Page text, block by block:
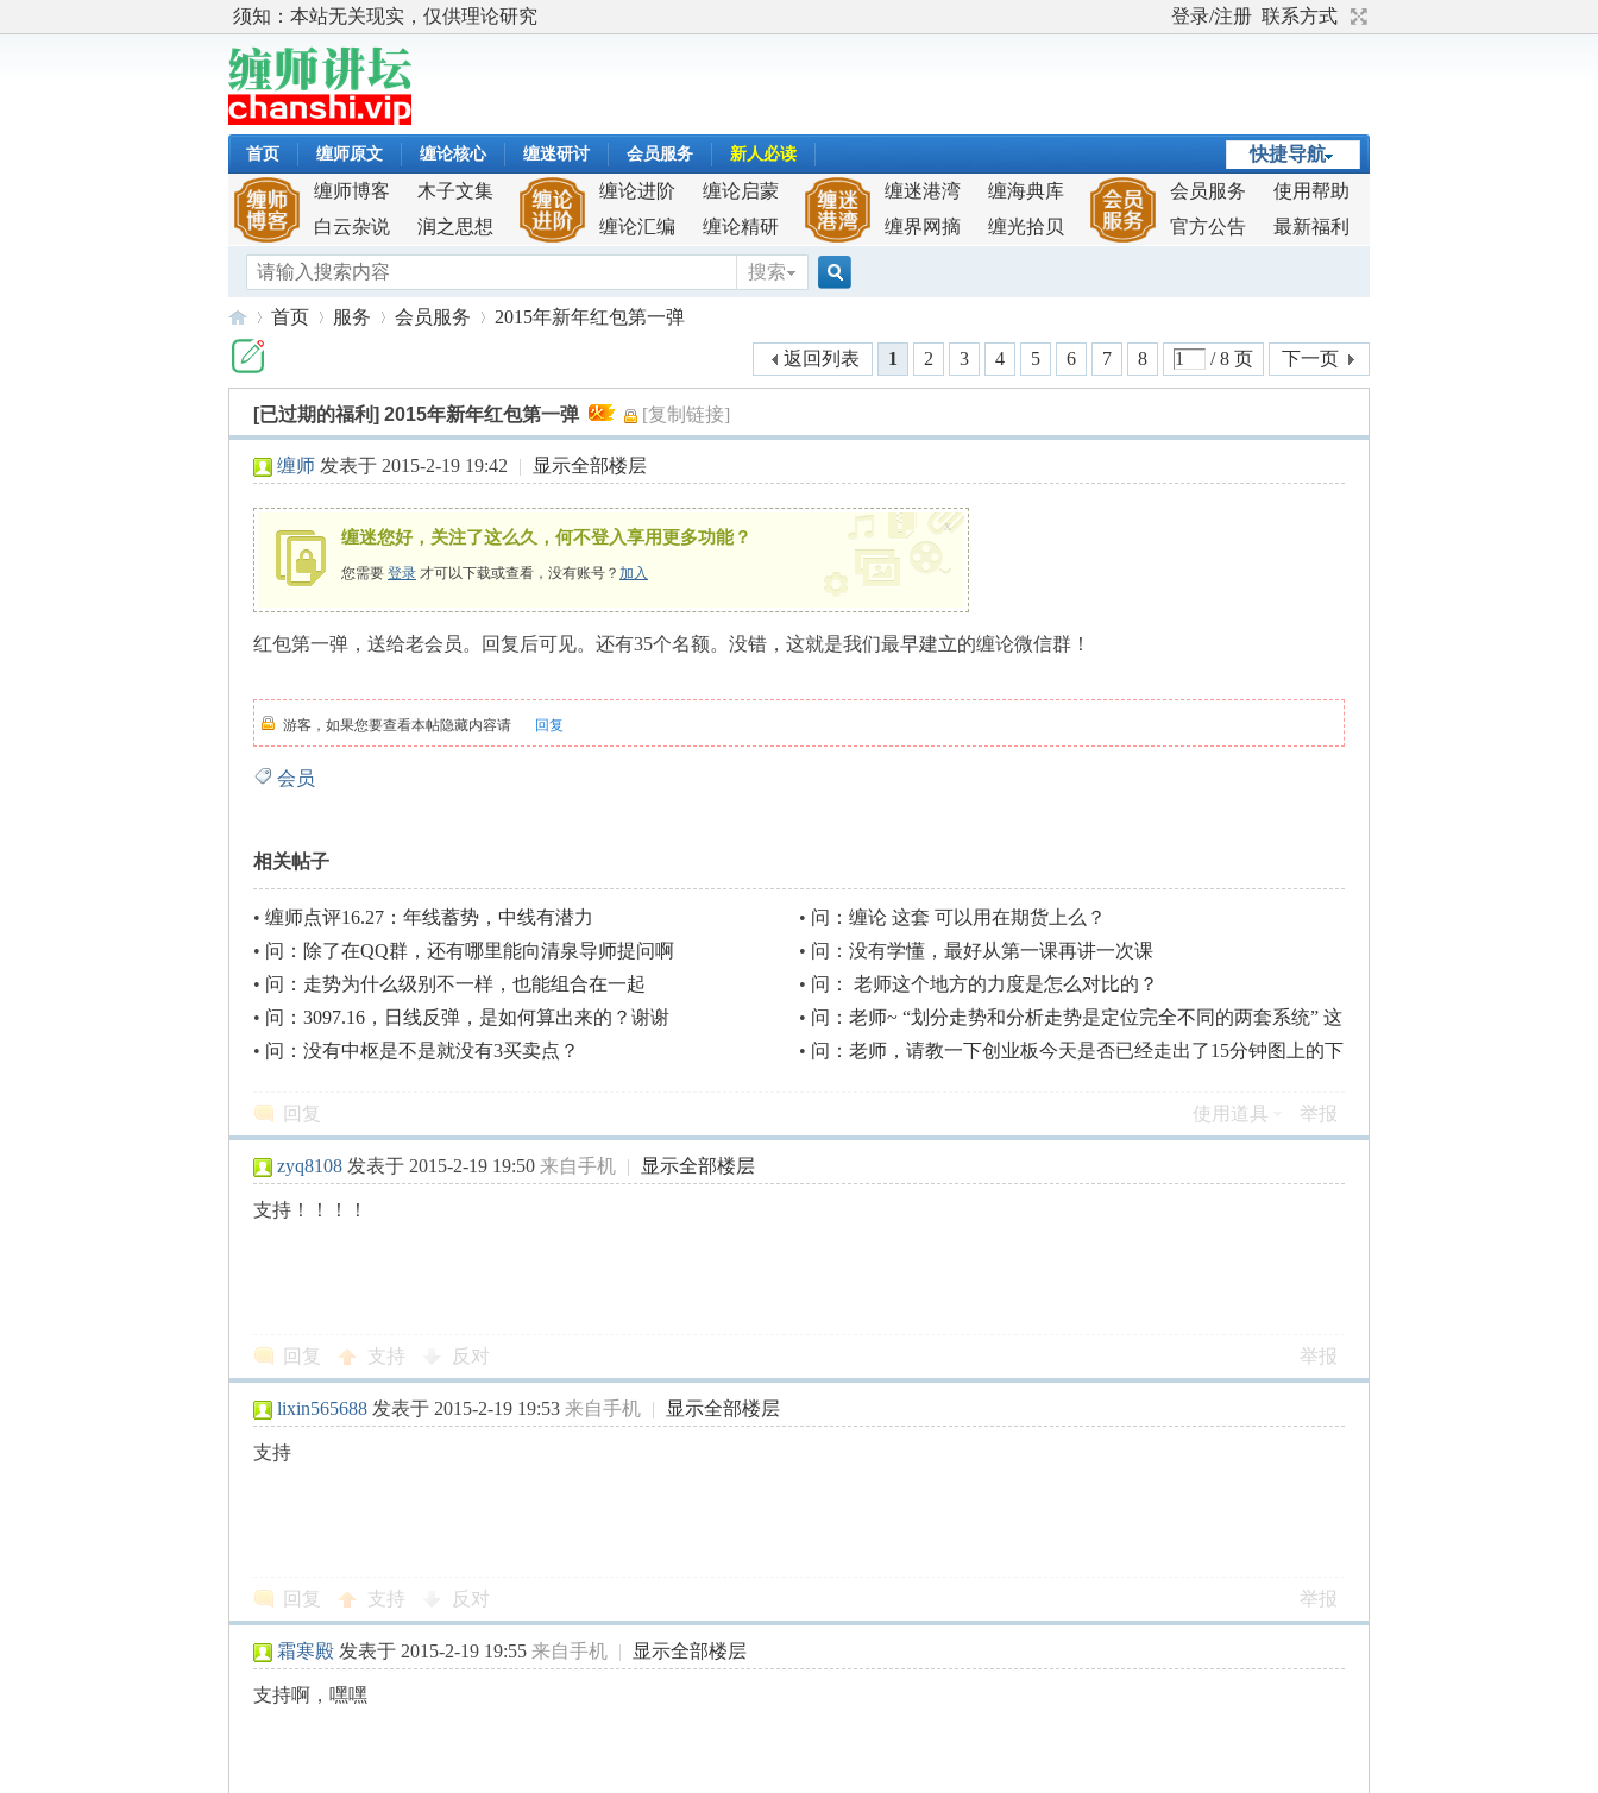
须知：本站无关现实，仅供理论研究 登录/注册 联系方式
快捷导航
首页 缠师原文 缠论核心 缠迷研讨 会员服务 新人必读
缠师博客
木子文集
白云杂说
润之思想
缠论进阶
缠论启蒙
缠论汇编
缠论精研
缠迷港湾
缠海典库
缠界网摘
缠光拾贝
会员服务
使用帮助
官方公告
最新福利
搜索
坛
首页
›
服务
›
会员服务
›
2015年新年红包第一弹
1 2 3 4 5 6 7 8 / 8 页 下一页
返回列表
[已过期的福利] 2015年新年红包第一弹 [复制链接]
缠师 发表于 2015-2-19 19:42 | 显示全部楼层
缠迷您好，关注了这么久，何不登入享用更多功能？
您需要 登录 才可以下载或查看，没有账号？ 加入
x
红包第一弹，送给老会员。回复后可见。还有35个名额。没错，这就是我们最早建立的缠论微信群！
游客，如果您要查看本帖隐藏内容请 回复
会员
相关帖子
• 缠师点评16.27：年线蓄势，中线有潜力 • 问：缠论 这套 可以用在期货上么？
• 问：除了在QQ群，还有哪里能向清泉导师提问啊 • 问：没有学懂，最好从第一课再讲一次课
• 问：走势为什么级别不一样，也能组合在一起 • 问： 老师这个地方的力度是怎么对比的？
• 问：3097.16，日线反弹，是如何算出来的？谢谢 • 问：老师~ “划分走势和分析走势是定位完全不同的两套系统” 这
句话听不懂 能不能...
• 问：没有中枢是不是就没有3买卖点？ • 问：老师，请教一下创业板今天是否已经走出了15分钟图上的下
回复
使用道具 举报
zyq8108 发表于 2015-2-19 19:50 来自手机 | 显示全部楼层
支持！！！！
回复 支持 反对 举报
lixin565688 发表于 2015-2-19 19:53 来自手机 | 显示全部楼层
支持
回复 支持 反对 举报
霜寒殿 发表于 2015-2-19 19:55 来自手机 | 显示全部楼层
支持啊，嘿嘿